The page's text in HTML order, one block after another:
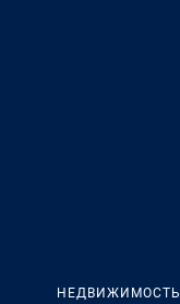
НЕДВИЖИМОСТЬ